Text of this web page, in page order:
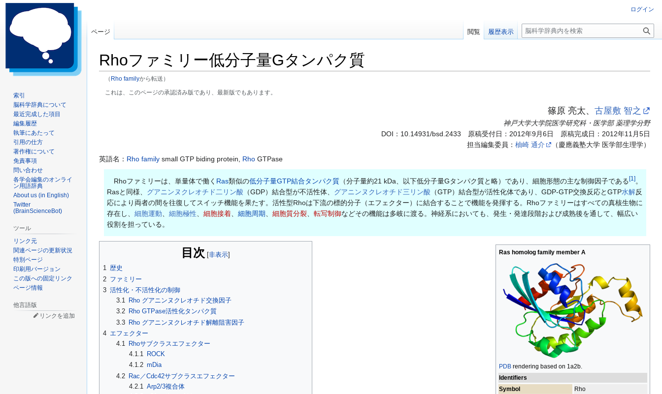
Rhoファミリー低分子量Gタンパク質
（ Rho familyから転送）
これは、このページの承認済み版であり、最新版でもあります。
ョ
篠原 亮太、 古屋敷 智之
神戸大学大学院医学研究科・医学部 薬理学分野
DOI： 10.14931/bsd.2433 原稿受付日：2012年9月6日 原稿完成日：2012年11月5日
担当編集委員： 柚崎 通介
（慶應義塾大学 医学部生理学）
英語名： Rho family small GTP biding protein, Rho GTPase
Rhoファミリーは、単量体で働く Ras類似の低分子量GTP結合タンパク質 （分子量約21 kDa、以下低分子量Gタンパク質と略）であり、細胞形態の主な制御因子である [1]。
Rasと同様、 グアニンヌクレオチド二リン酸 （GDP）結合型が不活性体、 グアニンヌクレオチド三リン酸 （GTP）結合型が活性化体であり、GDP-GTP交換反応とGTP水解反
応により両者の間を往復してスイッチ機能を果たす。活性型Rhoは下流の標的分子（エフェクター）に結合することで機能を発揮する。Rhoファミリーはすべての真核生物に
存在し、 細胞運動、 細胞極性、 細胞接着、 細胞周期、 細胞質分裂、 転写制御などその機能は多岐に渡る。神経系においても、発生・発達段階および成熟後を通して、幅広い
役割を担っている。
Ras homolog family member A
PDB rendering based on 1a2b.
Identifiers
Symbol
Rho
目次
1 歴史
2 ファミリー
3 活性化・不活性化の制御
3.1
Rho グアニンヌクレオチド交換因子
3.2
Rho GTPase活性化タンパク質
3.3
Rho グアニンヌクレオチド解離阻害因子
4 エフェクター
4.1
Rhoサブクラスエフェクター
4.1.1 ROCK
4.1.2 mDia
4.2 Rac／Cdc42サブクラスエフェクター
4.2.1
Arp2/3複合体
ログイン
ページ 閲覧 履歴表示
検
索
索引
脳科学辞典について
最近完成した項目
編集履歴
執筆にあたって
引用の仕方
著作権について
免責事項
問い合わせ
各学会編集のオンライ
ン用語辞典
About us (in English)
Twitter
(BrainScienceBot)
ツール
リンク元
関連ページの更新状況
特別ページ
印刷用バージョン
この版への固定リンク
ページ情報
他言語版
リンクを追加